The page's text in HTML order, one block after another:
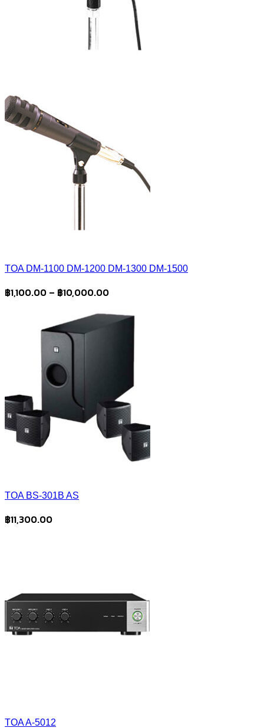
TOA DM-1100 DM-1200 DM-1300 DM-1500
฿1,100.00 – ฿10,000.00Price
฿1,100.00
฿10,000.00
TOA BS-301B AS
฿11,300.00
TOA A-5012